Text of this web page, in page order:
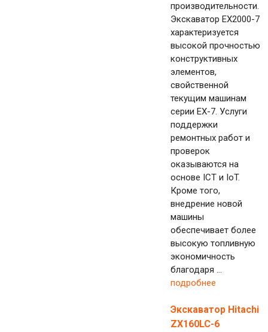
производительности.
Экскаватор EX2000-7
характеризуется
высокой прочностью
конструктивных
элементов,
свойственной
текущим машинам
серии EX-7. Услуги
поддержки
ремонтных работ и
проверок
оказываются на
основе ICT и IoT.
Кроме того,
внедрение новой
машины
обеспечивает более
высокую топливную
экономичность
благодаря ...
подробнее
Экскаватор Hitachi
ZX160LC-6